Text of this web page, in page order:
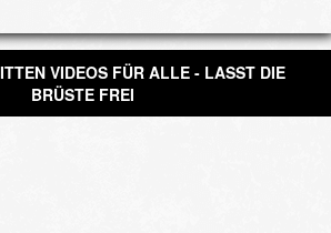
VIDEOS FÜR ALLE - LASST DIE
BRÜSTE FREI